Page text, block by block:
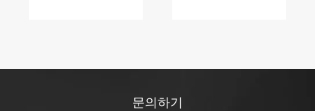
문의하기